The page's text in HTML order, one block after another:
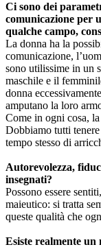
Ci sono dei
comunicazione per
qualche campo,
La donna ha la
comunicazione,
sono utilissime in un
maschile e il
donna
amputano la loro
Come in ogni cosa,
Dobbiamo tutti
tempo stesso di
Autorevolezza,
insegnati?
Possono essere
maieutico: si tratta
queste qualità che
Esiste realmente un